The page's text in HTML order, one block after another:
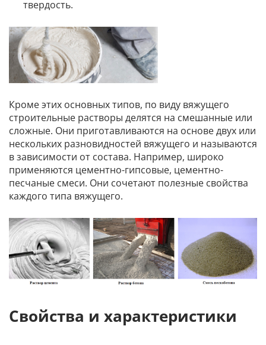
твердость.
Кроме этих основных типов, по виду вяжущего
строительные растворы делятся на смешанные или
сложные. Они приготавливаются на основе двух или
нескольких разновидностей вяжущего и называются
в зависимости от состава. Например, широко
применяются цементно-гипсовые, цементно-
песчаные смеси. Они сочетают полезные свойства
каждого типа вяжущего.
Свойства и характеристики